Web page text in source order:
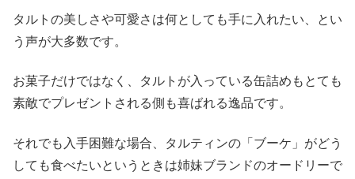
タルトの美しさや可愛さは何としても手に入れたい、とい
う声が大多数です。
お菓子だけではなく、タルトが入っている缶詰めもとても
素敵でプレゼントされる側も喜ばれる逸品です。
それでも入手困難な場合、タルティンの「ブーケ」がどう
しても食べたいというときは姉妹ブランドのオードリーで